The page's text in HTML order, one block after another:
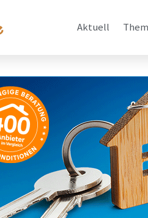
Aktuell